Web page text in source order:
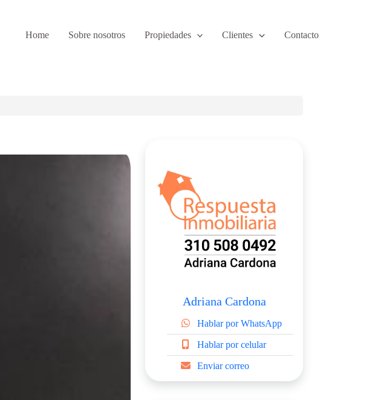
Home Sobre nosotros Propiedades Clientes Contacto
Adriana Cardona
Hablar por WhatsApp
Hablar por celular
Enviar correo